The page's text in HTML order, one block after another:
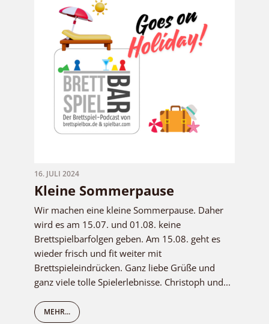
16. JULI 2024
Kleine Sommerpause
Wir machen eine kleine Sommerpause. Daher
wird es am 15.07. und 01.08. keine
Brettspielbarfolgen geben. Am 15.08. geht es
wieder frisch und fit weiter mit
Brettspieleindrücken. Ganz liebe Grüße und
ganz viele tolle Spielerlebnisse. Christoph und...
MEHR...